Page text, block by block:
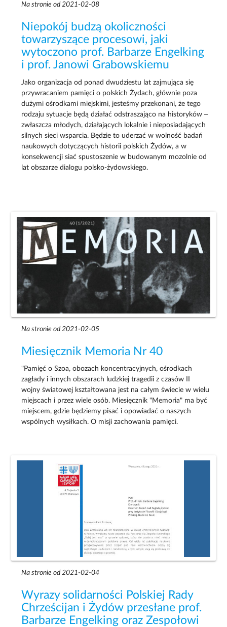
Na stronie od 2021-02-08
Niepokój budzą okoliczności
towarzyszące procesowi, jaki
wytoczono prof. Barbarze Engelking
i prof. Janowi Grabowskiemu
Jako organizacja od ponad dwudziestu lat zajmująca się
przywracaniem pamięci o polskich Żydach, głównie poza
dużymi ośrodkami miejskimi, jesteśmy przekonani, że tego
rodzaju sytuacje będą działać odstraszająco na historyków –
zwłaszcza młodych, działających lokalnie i nieposiadających
silnych sieci wsparcia. Będzie to uderzać w wolność badań
naukowych dotyczących historii polskich Żydów, a w
konsekwencji siać spustoszenie w budowanym mozolnie od
lat obszarze dialogu polsko-żydowskiego.
Na stronie od 2021-02-05
Miesięcznik Memoria Nr 40
"Pamięć o Szoa, obozach koncentracyjnych, ośrodkach
zagłady i innych obszarach ludzkiej tragedii z czasów II
wojny światowej kształtowana jest na całym świecie w wielu
miejscach i przez wiele osób. Miesięcznik "Memoria" ma być
miejscem, gdzie będziemy pisać i opowiadać o naszych
wspólnych wysiłkach. O misji zachowania pamięci.
Na stronie od 2021-02-04
Wyrazy solidarności Polskiej Rady
Chrześcijan i Żydów przesłane prof.
Barbarze Engelking oraz Zespołowi